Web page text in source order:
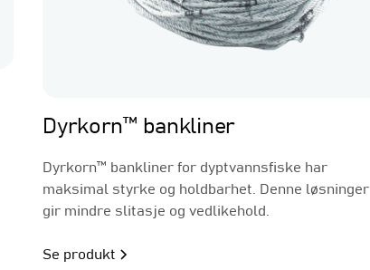
Dyrkorn™ bankliner
Dyrkorn™ bankliner for dyptvannsfiske har
maksimal styrke og holdbarhet. Denne løsninger
gir mindre slitasje og vedlikehold.
Se produkt